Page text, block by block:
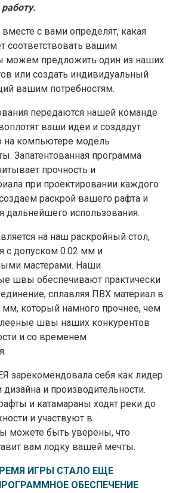
с вами определят, какая
соответствовать вашим
можем предложить один из наших
или создать индивидуальный
вашим потребностям.
передаются нашей команде
ваши идеи и создадут
на компьютере модель
Запатентованная программа
прочность и
при проектировании каждого
раскрой вашего рафта и
дальнейшего использования.
на наш раскройный стол,
с допуском 0.02 мм и
мастерами. Наши
швы обеспечивают практически
сплавляя ПВХ материал в
который намного прочнее, чем
швы наших конкурентов
и со временем
зарекомендовала себя как лидер
дизайна и производительности.
и катамараны ходят реки до
и участвуют в
можете быть уверены, что
вам лодку вашей мечты.
ИГРЫ СТАЛО ЕЩЕ
ОБЕСПЕЧЕНИЕ